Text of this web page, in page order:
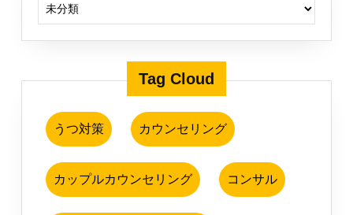
Tag Cloud
うつ対策 カウンセリング
カップルカウンセリング コンサル